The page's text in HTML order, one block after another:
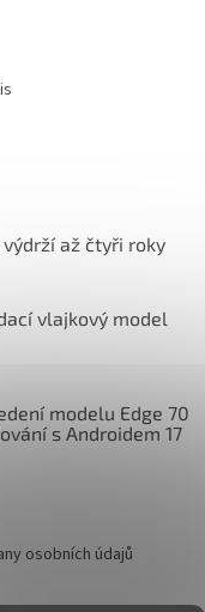
výdrží až čtyři roky
vlajkový model
modelu Edge 70
s Androidem 17
osobních údajů